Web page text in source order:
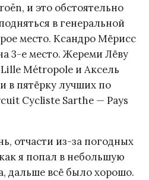
и это обстоятельно
в генеральной
место. Ксандро Мёрисс
3-е место. Жереми Лёву
Métropole и Аксель
в пятёрку лучших по
Cycliste Sarthe — Pays
отчасти из-за погодных
я попал в небольшую
дальше всё было хорошо.